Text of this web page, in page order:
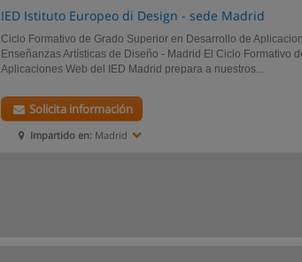
IED Istituto Europeo di Design - sede Madrid
Ciclo Formativo de Grado Superior en Desarrollo de
Enseñanzas Artísticas de Diseño - Madrid El Ciclo Formativo
Aplicaciones Web del IED Madrid prepara a nuestros...
Impartido en: Madrid
Solicita información